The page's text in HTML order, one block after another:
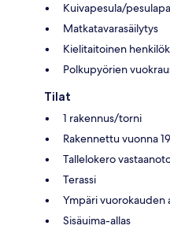
Kuivapesula/
Matkatavarasäilytys
Kielitaitoinen
Polkupyörien
Tilat
1 rakennus/torni
Rakennettu vuonna
Tallelokero
Terassi
Ympäri vuorokauden
Sisäuima-allas